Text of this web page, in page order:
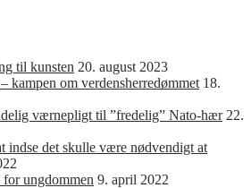
til kunsten 20. august 2023
kampen om verdensherredømmet 18.
værnepligt til ”fredelig” Nato-hær 22.
indse det skulle være nødvendigt at
ungdommen 9. april 2022